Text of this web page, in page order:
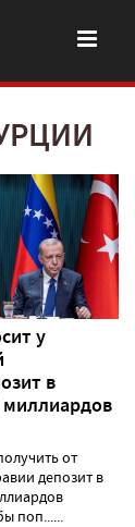
у
в
миллиардов
от
депозит в
поп......